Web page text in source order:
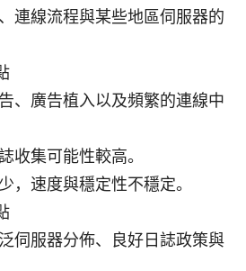
連線流程與某些地區伺服器的
、廣告植入以及頻繁的連線中
收集可能性較高。
，速度與穩定性不穩定。
伺服器分佈、良好日誌政策與